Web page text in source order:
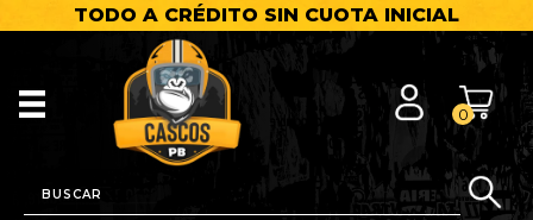
TODO A CRÉDITO SIN CUOTA INICIAL
0